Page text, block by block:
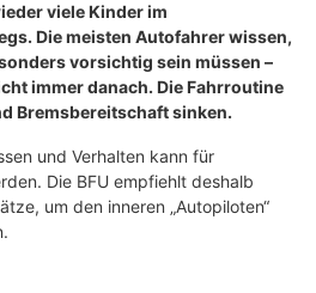
viele Kinder im
Die meisten Autofahrer wissen,
vorsichtig sein müssen –
immer danach. Die Fahrroutine
Bremsbereitschaft sinken.
und Verhalten kann für
Die BFU empfiehlt deshalb
um den inneren „Autopiloten“